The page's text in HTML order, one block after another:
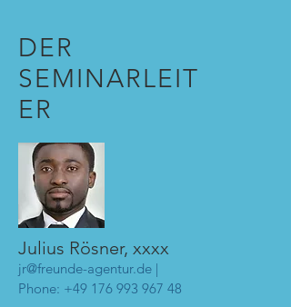
DER
SEMINARLEIT
ER
Julius Rösner, xxxx
jr@freunde-agentur.de |
Phone: +49 176 993 967 48